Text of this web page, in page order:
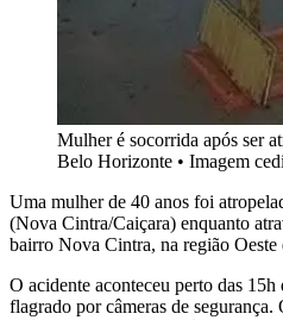
Mulher é socorrida após ser
Belo Horizonte • Imagem
Uma mulher de 40 anos foi
(Nova Cintra/Caiçara) enquanto
bairro Nova Cintra, na região
O acidente aconteceu perto das
flagrado por câmeras de